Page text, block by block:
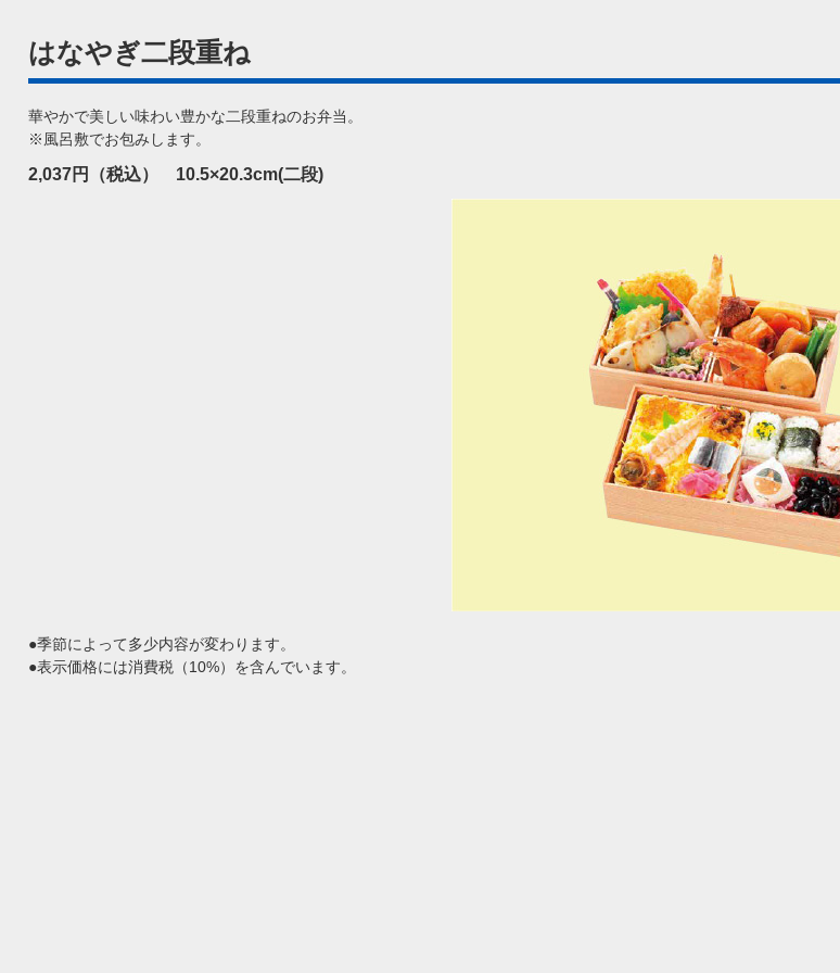
はなやぎ二段重ね
華やかで美しい味わい豊かな二段重ねのお弁当。
※風呂敷でお包みします。
2,037円（税込） 10.5×20.3cm(二段)
●季節によって多少内容が変わります。
●表示価格には消費税（10%）を含んでいます。